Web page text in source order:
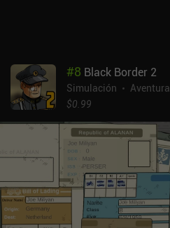
#8 Black Border 2
Simulación
Aventura
$0.99